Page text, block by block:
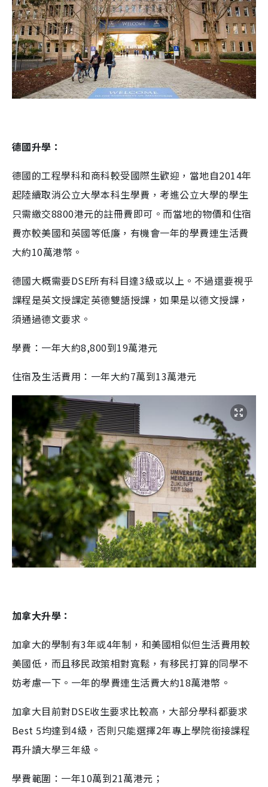
德國升學：
德國的工程學科和商科較受國際生歡迎，當地自2014年
起陸續取消公立大學本科生學費，考進公立大學的學生
只需繳交8800港元的註冊費即可。而當地的物價和住宿
費亦較美國和英國等低廉，有機會一年的學費連生活費
大約10萬港幣。
德國大概需要DSE所有科目達3級或以上。不過還要視乎
課程是英文授課定英德雙語授課，如果是以德文授課，
須通過德文要求。
學費：一年大約8,800到19萬港元
住宿及生活費用：一年大約7萬到13萬港元
加拿大升學：
加拿大的學制有3年或4年制，和美國相似但生活費用較
美國低，而且移民政策相對寬鬆，有移民打算的同學不
妨考慮一下。一年的學費連生活費大約18萬港幣。
加拿大目前對DSE收生要求比較高，大部分學科都要求
Best 5均達到4級，否則只能選擇2年專上學院銜接課程
再升讀大學三年級。
學費範圍：一年10萬到21萬港元；